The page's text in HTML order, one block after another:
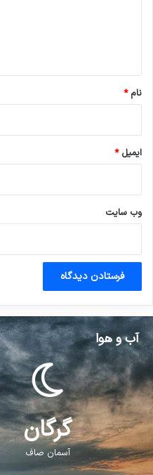
نام*
ایمیل*
وب‌ سایت
آب و هوا
گرگان
آسمان صاف